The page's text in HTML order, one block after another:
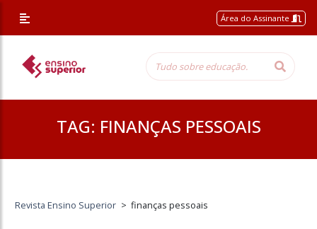
Área do Assinante
TAG: FINANÇAS PESSOAIS
Revista Ensino Superior > finanças pessoais